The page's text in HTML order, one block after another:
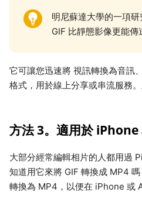
明尼蘇達大學的一項
GIF 比靜態影像更能傳
它可讓您迅速將 視訊轉換為音訊
格式，用於線上分享或串流服務
方法 3。適用於
大部分經常編輯相片的人都用過
知道用它來將 GIF 轉換成 MP4
轉換為 MP4，以便在 iPhone 或